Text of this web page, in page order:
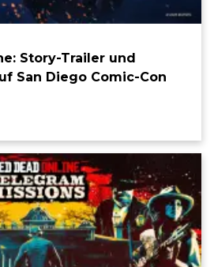
Story-Trailer und
San Diego Comic-Con